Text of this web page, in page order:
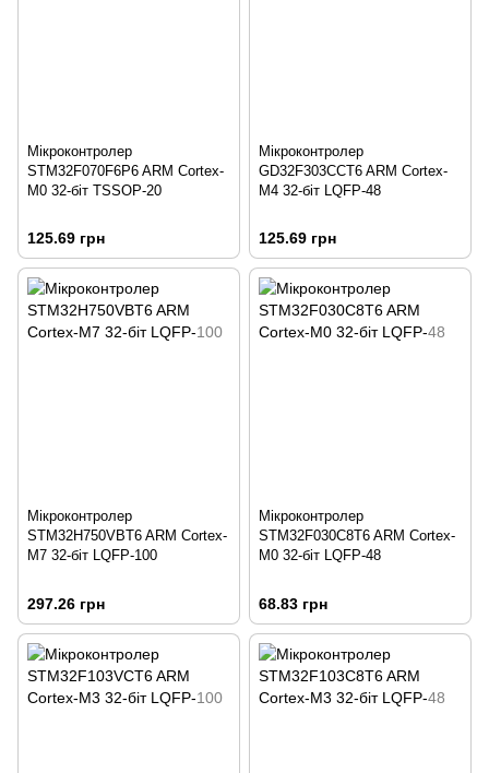
Мікроконтролер
STM32F070F6P6 ARM Cortex-
M0 32-біт TSSOP-20
125.69 грн
Мікроконтролер
GD32F303CCT6 ARM Cortex-
M4 32-біт LQFP-48
125.69 грн
Мікроконтролер
STM32H750VBT6 ARM Cortex-
M7 32-біт LQFP-100
297.26 грн
Мікроконтролер
STM32F030C8T6 ARM Cortex-
M0 32-біт LQFP-48
68.83 грн